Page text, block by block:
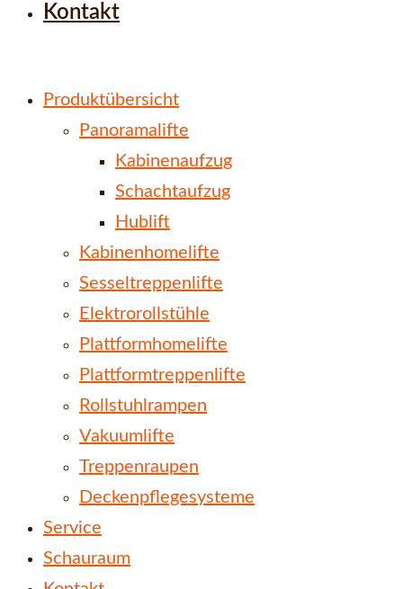
Kontakt
Produktübersicht
Panoramalifte
Kabinenaufzug
Schachtaufzug
Hublift
Kabinenhomelifte
Sesseltreppenlifte
Elektrorollstühle
Plattformhomelifte
Plattformtreppenlifte
Rollstuhlrampen
Vakuumlifte
Treppenraupen
Deckenpflegesysteme
Service
Schauraum